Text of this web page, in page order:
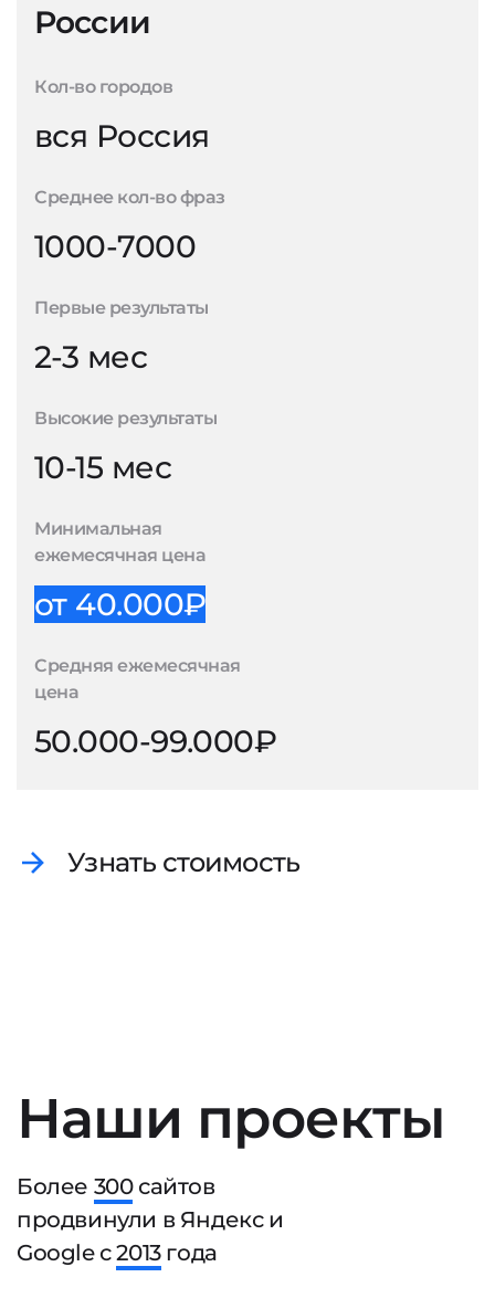
России
Кол-во городов
вся Россия
Среднее кол-во фраз
1000-7000
Первые результаты
2-3 мес
Высокие результаты
10-15 мес
Минимальная
ежемесячная цена
от 40.000₽
Средняя ежемесячная
цена
50.000-99.000₽
Узнать стоимость
Наши проекты
Более 300сайтов
продвинули в Яндекс и
Google с2013года